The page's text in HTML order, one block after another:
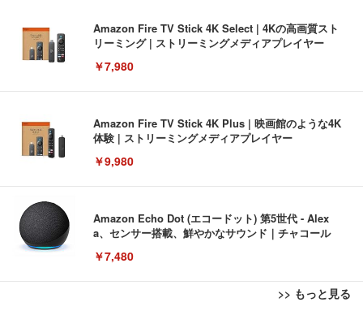
Amazon Fire TV Stick 4K Select | 4Kの高画質スト
リーミング | ストリーミングメディアプレイヤー
￥7,980
Amazon Fire TV Stick 4K Plus | 映画館のような4K
体験 | ストリーミングメディアプレイヤー
￥9,980
Amazon Echo Dot (エコードット) 第5世代 - Alex
a、センサー搭載、鮮やかなサウンド｜チャコール
￥7,480
>> もっと見る